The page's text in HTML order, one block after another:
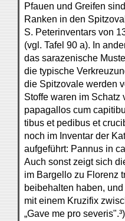
Pfauen und Greifen
Ranken in den
S. Peterinventars von
(vgl. Tafel 90 a). In
das sarazenische
die typische
die Spitzovale werden
Stoffe waren im Schatz
papagallos cum
tibus et pedibus et
noch im Inventar der
aufgeführt: Pannus in
Auch sonst zeigt sich
im Bargello zu Florenz
beibehalten haben,
mit einem Kruzifix
„Gave me pro severis".³)